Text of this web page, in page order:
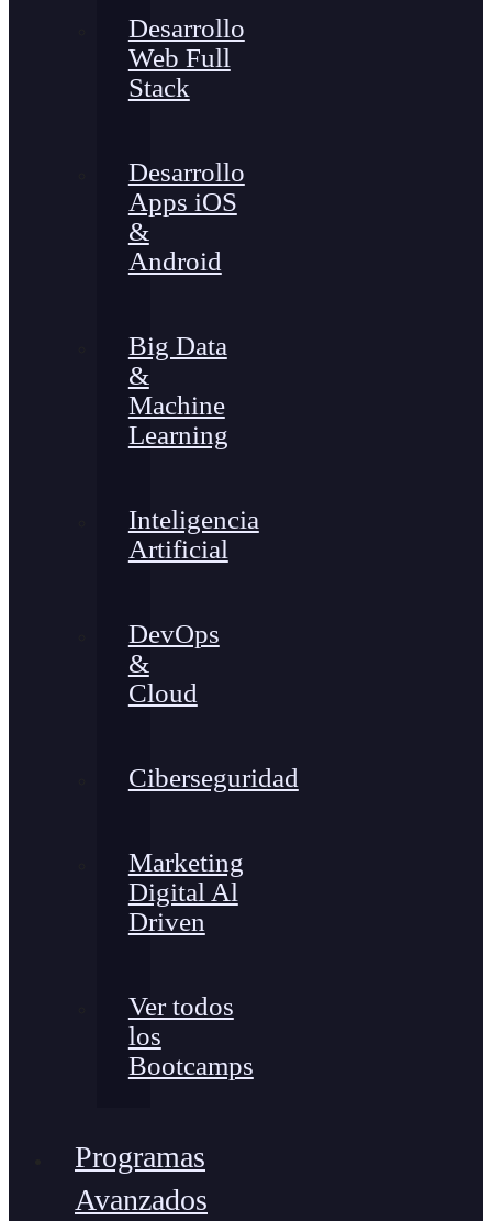
Desarrollo
Web Full
Stack
Desarrollo
Apps iOS
&
Android
Big Data
&
Machine
Learning
Inteligencia
Artificial
DevOps
&
Cloud
Ciberseguridad
Marketing
Digital Al
Driven
Ver todos
los
Bootcamps
Programas
Avanzados